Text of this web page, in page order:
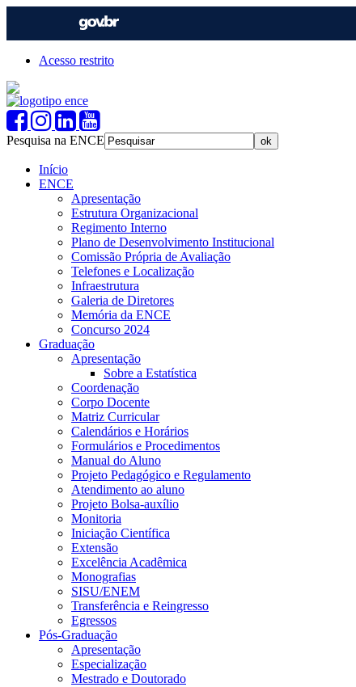
Acesso restrito
Pesquisa na ENCE
Início
ENCE
Apresentação
Estrutura Organizacional
Regimento Interno
Plano de Desenvolvimento Institucional
Comissão Própria de Avaliação
Telefones e Localização
Infraestrutura
Galeria de Diretores
Memória da ENCE
Concurso 2024
Graduação
Apresentação
Sobre a Estatística
Coordenação
Corpo Docente
Matriz Curricular
Calendários e Horários
Formulários e Procedimentos
Manual do Aluno
Projeto Pedagógico e Regulamento
Atendimento ao aluno
Projeto Bolsa-auxílio
Monitoria
Iniciação Científica
Extensão
Excelência Acadêmica
Monografias
SISU/ENEM
Transferência e Reingresso
Egressos
Pós-Graduação
Apresentação
Especialização
Mestrado e Doutorado